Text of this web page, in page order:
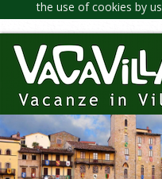
the use of cookies by us